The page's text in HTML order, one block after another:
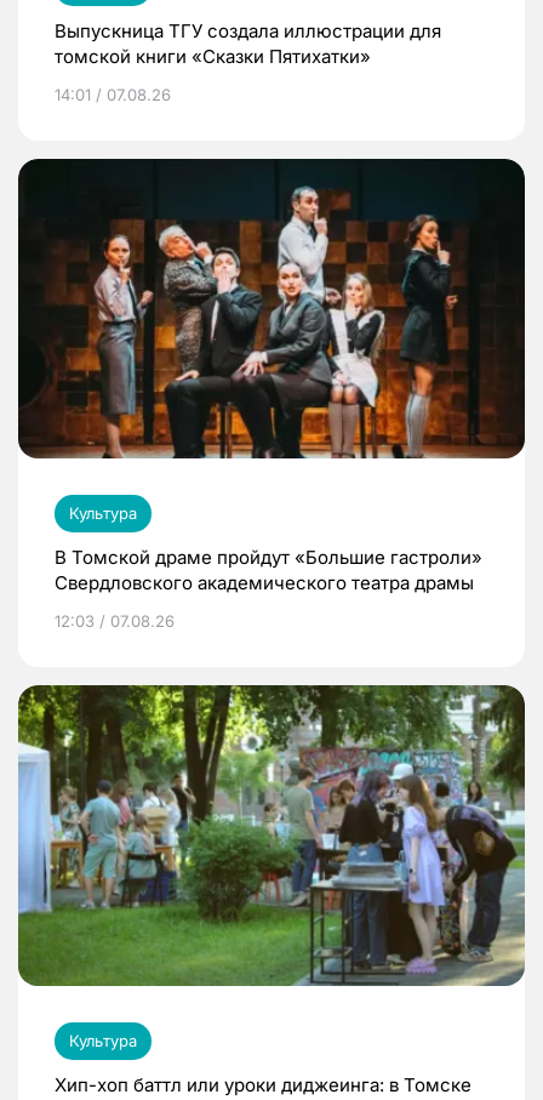
Выпускница ТГУ создала иллюстрации для
томской книги «Сказки Пятихатки»
14:01 / 07.08.26
Культура
В Томской драме пройдут «Большие гастроли»
Свердловского академического театра драмы
12:03 / 07.08.26
Культура
Хип-хоп баттл или уроки диджеинга: в Томске